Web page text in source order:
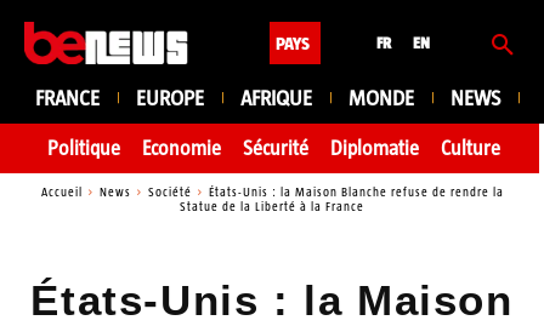
PAYS FR EN
FRANCE EUROPE AFRIQUE MONDE NEWS
Politique Economie Sécurité Diplomatie Culture
Accueil News Société
États-Unis : la Maison Blanche refuse de rendre la
Statue de la Liberté à la France
États-Unis : la Maison